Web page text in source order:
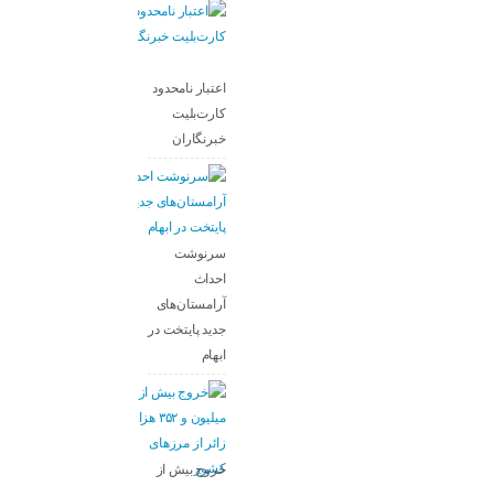
اعتبار نامحدود
کارت‌بلیت
خبرنگاران
سرنوشت
احداث
آرامستان‌های
جدید پایتخت در
ابهام
خروج بیش از